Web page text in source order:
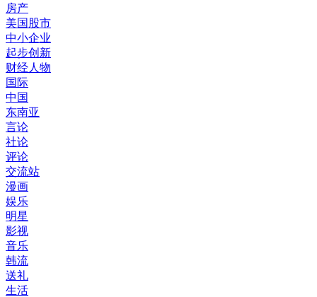
房产
美国股市
中小企业
起步创新
财经人物
国际
中国
东南亚
言论
社论
评论
交流站
漫画
娱乐
明星
影视
音乐
韩流
送礼
生活